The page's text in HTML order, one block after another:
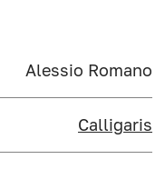
Alessio Romano
Calligaris